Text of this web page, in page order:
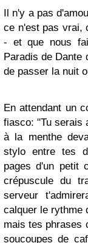
Il n'y a pas
ce n'est pas vrai,
- et que nous
Paradis de Dante
de passer la nuit
En attendant un
fiasco: "Tu serais
à la menthe
stylo entre tes
pages d'un petit
crépuscule du
serveur
calquer le rythme
mais tes phrases
soucoupes de